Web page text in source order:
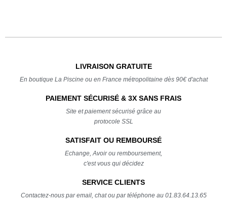
LIVRAISON GRATUITE
En boutique La Piscine ou en France métropolitaine dès 90€ d'achat
PAIEMENT SÉCURISÉ & 3X SANS FRAIS
Site et paiement sécurisé grâce au
protocole SSL
SATISFAIT OU REMBOURSÉ
Echange, Avoir ou remboursement,
c'est vous qui décidez
SERVICE CLIENTS
Contactez-nous par email, chat ou par téléphone au 01.83.64.13.65